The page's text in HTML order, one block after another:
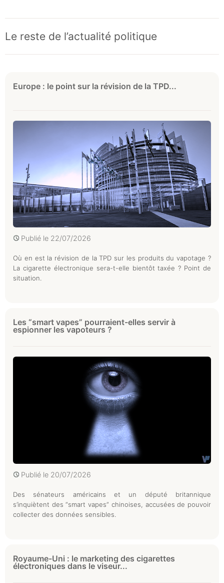
Le reste de l’actualité politique
Europe : le point sur la révision de la TPD...
Publié le 22/07/2026
Où en est la révision de la TPD sur les produits du vapotage ?
La cigarette électronique sera-t-elle bientôt taxée ? Point de
situation.
Les “smart vapes” pourraient-elles servir à
espionner les vapoteurs ?
Publié le 20/07/2026
Des sénateurs américains et un député britannique
s’inquiètent des “smart vapes” chinoises, accusées de pouvoir
collecter des données sensibles.
Royaume-Uni : le marketing des cigarettes
électroniques dans le viseur...